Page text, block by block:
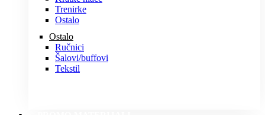
Trenirke
Ostalo
Ostalo
Ručnici
Šalovi/buffovi
Tekstil